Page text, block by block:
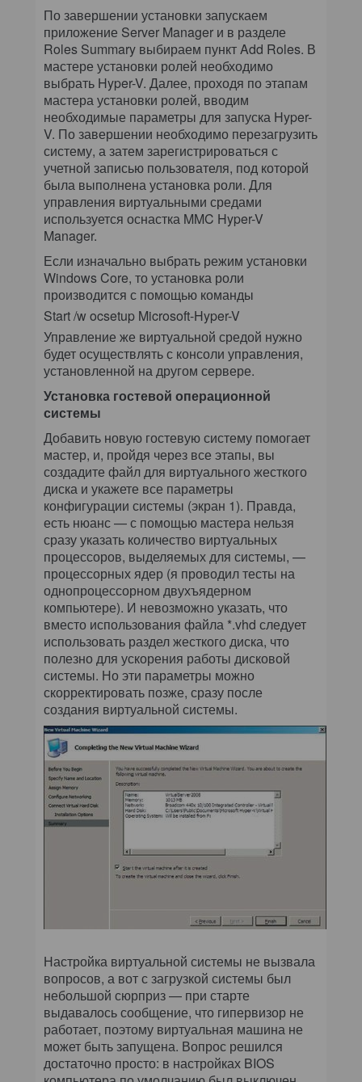
По завершении установки запускаем
приложение Server Manager и в разделе
Roles Summary выбираем пункт Add Roles. В
мастере установки ролей необходимо
выбрать Hyper-V. Далее, проходя по этапам
мастера установки ролей, вводим
необходимые параметры для запуска Hyper-
V. По завершении необходимо перезагрузить
систему, а затем зарегистрироваться с
учетной записью пользователя, под которой
была выполнена установка роли. Для
управления виртуальными средами
используется оснастка MMC Hyper-V
Manager.
Если изначально выбрать режим установки
Windows Core, то установка роли
производится с помощью команды
Start /w ocsetup Microsoft-Hyper-V
Управление же виртуальной средой нужно
будет осуществлять с консоли управления,
установленной на другом сервере.
Установка гостевой операционной
системы
Добавить новую гостевую систему помогает
мастер, и, пройдя через все этапы, вы
создадите файл для виртуального жесткого
диска и укажете все параметры
конфигурации системы (экран 1). Правда,
есть нюанс — с помощью мастера нельзя
сразу указать количество виртуальных
процессоров, выделяемых для системы, —
процессорных ядер (я проводил тесты на
однопроцессорном двухъядерном
компьютере). И невозможно указать, что
вместо использования файла *.vhd следует
использовать раздел жесткого диска, что
полезно для ускорения работы дисковой
системы. Но эти параметры можно
скорректировать позже, сразу после
создания виртуальной системы.
Настройка виртуальной системы не вызвала
вопросов, а вот с загрузкой системы был
небольшой сюрприз — при старте
выдавалось сообщение, что гипервизор не
работает, поэтому виртуальная машина не
может быть запущена. Вопрос решился
достаточно просто: в настройках BIOS